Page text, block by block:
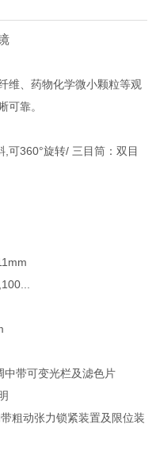
维、药物化学微小颗粒等观
可靠。
可360°旋转/ 三目筒：双目
带可变光栏及滤色片
粗动张力锁紧装置及限位装